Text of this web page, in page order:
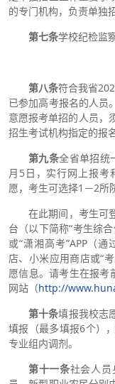
的专门机构，负责单独
第七条学校纪检监
第八条符合我省
已参加高考报名的人员
意愿报考单招的人员，
招生考试机构指定的报
第九条全省单招统
月5日，实行网上报考
愿，考生可选择1－2所
在此期间，考生可
台（以下简称“考生综
或“潇湘高考”APP（
店、小米应用商店或“
愿信息。请考生在报考
网站（http://
第十条填报我校志
填报（最多填报6个）
专业组内调剂。
第十一条社会人员